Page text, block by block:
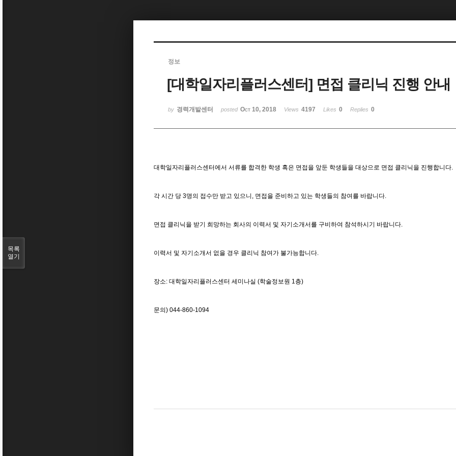
정보
[대학일자리플러스센터] 면접 클리닉 진행 안내
by 경력개발센터 posted Oct 10, 2018 Views 4197 Likes 0 Replies 0
대학일자리플러스센터에서 서류를 합격한 학생 혹은 면접을 앞둔 학생들을 대상으로 면접 클리닉을 진행합니다.
각 시간 당 3명의 접수만 받고 있으니, 면접을 준비하고 있는 학생들의 참여를 바랍니다.
면접 클리닉을 받기 희망하는 회사의 이력서 및 자기소개서를 구비하여 참석하시기 바랍니다.
이력서 및 자기소개서 없을 경우 클리닉 참여가 불가능합니다.
장소: 대학일자리플러스센터 세미나실 (학술정보원 1층)
문의) 044-860-1094
목록
열기
Sketchbook5, 스케치북5
Sketchbook5, 스케치북5